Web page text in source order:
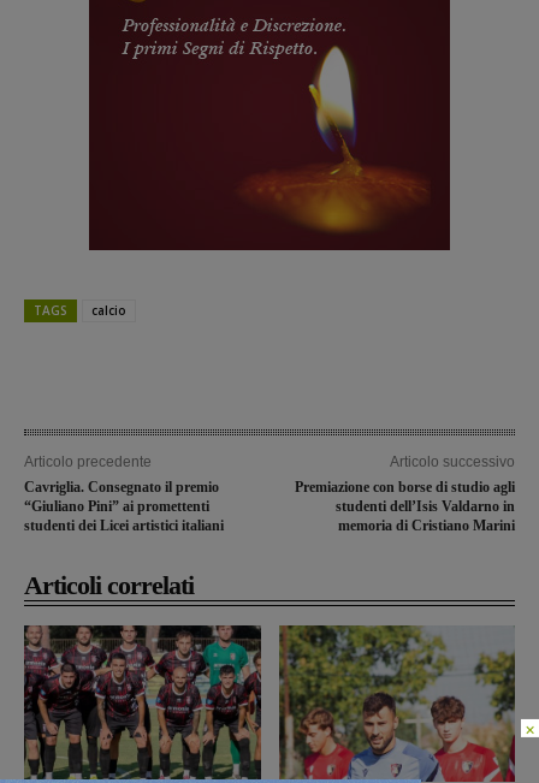
TAGS calcio
Articolo precedente
Cavriglia. Consegnato il premio
“Giuliano Pini” ai promettenti
studenti dei Licei artistici italiani
Articolo successivo
Premiazione con borse di studio agli
studenti dell’Isis Valdarno in
memoria di Cristiano Marini
Articoli correlati
×